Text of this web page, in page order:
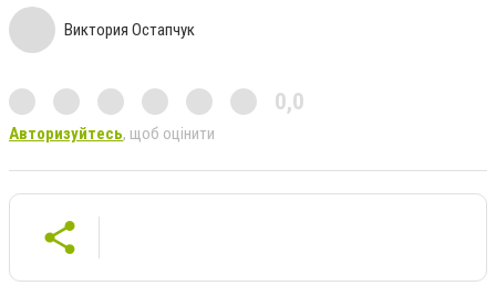
Виктория Остапчук
0,0
Авторизуйтесь, щоб оцінити